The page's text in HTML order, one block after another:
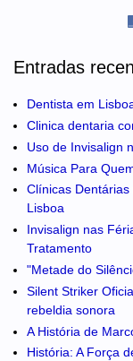
Entradas
Dentista em
Clinica dentaria
Uso de Invisalign
Música Para
Clínicas
Lisboa
Invisalign nas
Tratamento
"Metade do
Silent Striker
rebeldia sonora
A História de
História: A Força